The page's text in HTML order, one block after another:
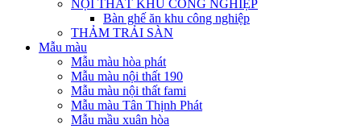
NỘI THẤT KHU CÔNG NGHIỆP
Bàn ghế ăn khu công nghiệp
THẢM TRẢI SÀN
Mẫu màu
Mẫu màu hòa phát
Mẫu màu nội thất 190
Mẫu màu nội thất fami
Mẫu màu Tân Thịnh Phát
Mẫu mầu xuân hòa